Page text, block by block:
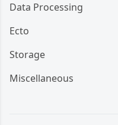
Data Processing
Ecto
Storage
Miscellaneous